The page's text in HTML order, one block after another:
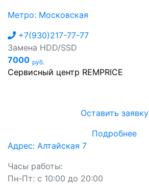
Метро: Московская
+7(930)217-77-77
Замена HDD/SSD
7000 руб.
Сервисный центр REMPRICE
Оставить заявку
Подробнее
Адрес: Алтайская 7
Часы работы:
Пн-Пт: с 10:00 до 20:00